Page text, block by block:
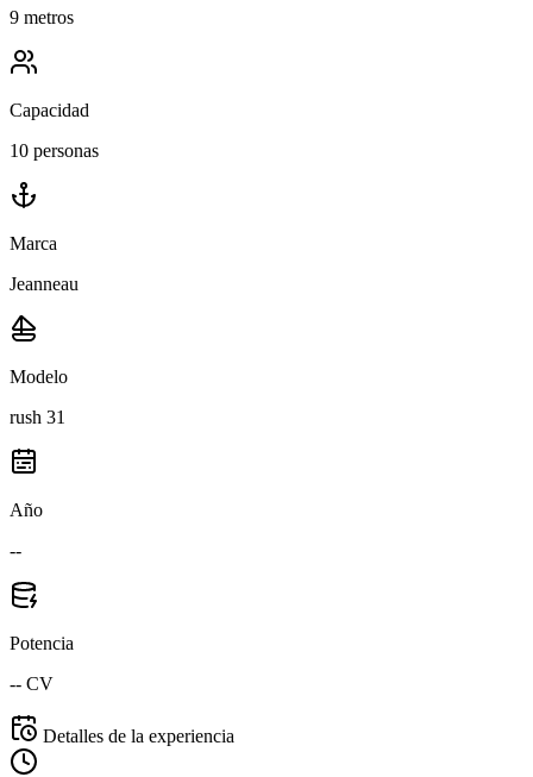
9 metros
Capacidad
10 personas
Marca
Jeanneau
Modelo
rush 31
Año
--
Potencia
-- CV
Detalles de la experiencia